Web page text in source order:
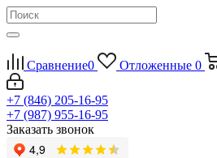
Сравнение0 Отложенные 0
+7 (846) 205-16-95
+7 (987) 955-16-95
Заказать звонок